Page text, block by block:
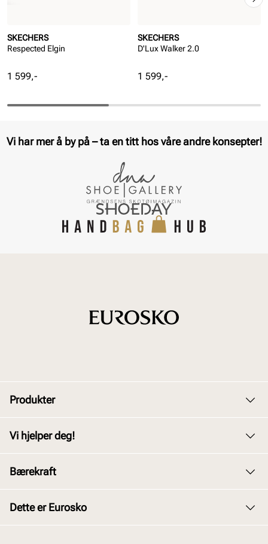
SKECHERS
Respected Elgin
Pris
1 599,-
SKECHERS
D'Lux Walker 2.0
Pris
1 599,-
Vi har mer å by på – ta en titt hos våre andre konsepter!
Produkter
Barn
Vi hjelper deg!
Kjøpsbetingelser
Bærekraft
Dette er Eurosko